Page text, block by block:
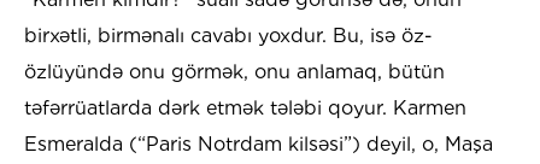
birxətli, birmənalı cavabı yoxdur. Bu, isə öz-
özlüyündə onu görmək, onu anlamaq, bütün
təfərrüatlarda dərk etmək tələbi qoyur. Karmen
Esmeralda (“Paris Notrdam kilsəsi”) deyil, o, Maşa